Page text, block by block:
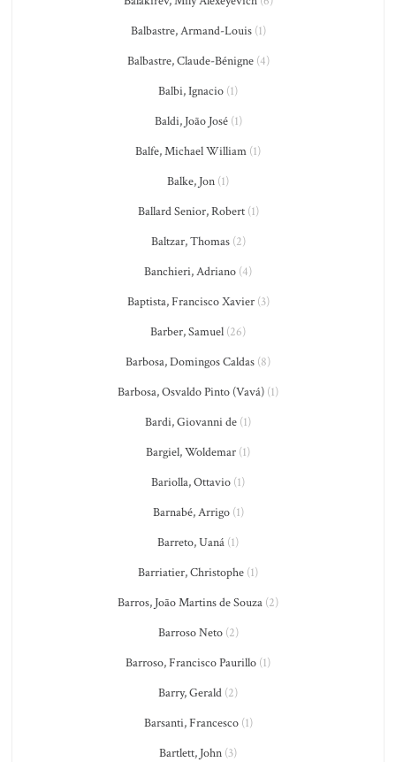
Balbastre, Armand-Louis(1)
Balbastre, Claude-Bénigne(4)
Balbi, Ignacio (1)
Baldi, João José(1)
Balfe, Michael William (1)
Balke, Jon (1)
Ballard Senior, Robert(1)
Baltzar, Thomas(2)
Banchieri, Adriano (4)
Baptista, Francisco Xavier(3)
Barber, Samuel (26)
Barbosa, Domingos Caldas (8)
Barbosa, Osvaldo Pinto (Vavá) (1)
Bardi, Giovanni de (1)
Bargiel, Woldemar (1)
Bariolla, Ottavio (1)
Barnabé, Arrigo(1)
Barreto, Uaná (1)
Barriatier, Christophe (1)
Barros, João Martins de Souza (2)
Barroso Neto(2)
Barroso, Francisco Paurillo (1)
Barry, Gerald (2)
Barsanti, Francesco(1)
Bartlett, John (3)